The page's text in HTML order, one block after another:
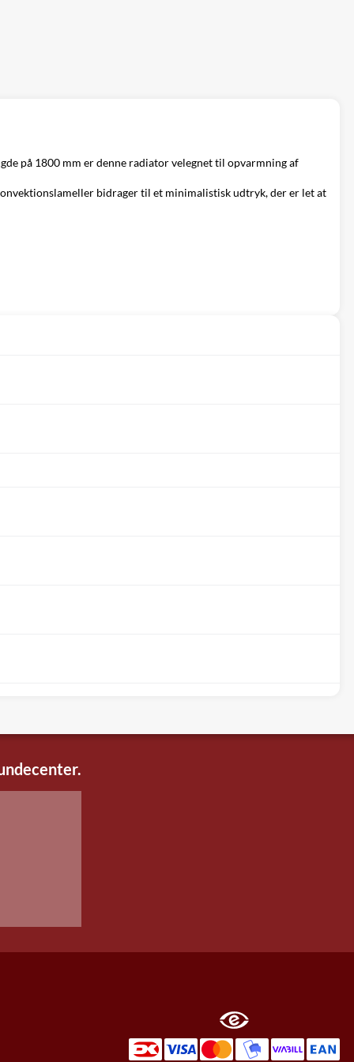
på 1800 mm er denne radiator velegnet til opvarmning af
bidrager til et minimalistisk udtryk, der er let at